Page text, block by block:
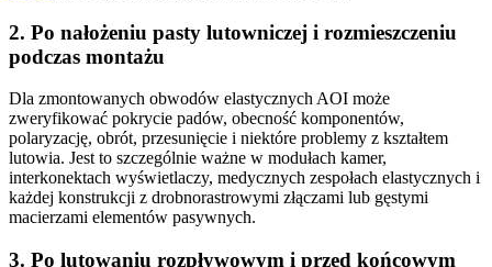
2. Po nałożeniu pasty lutowniczej i rozmieszczeniu
podczas montażu
Dla zmontowanych obwodów elastycznych AOI może
zweryfikować pokrycie padów, obecność komponentów,
polaryzację, obrót, przesunięcie i niektóre problemy z kształtem
lutowia. Jest to szczególnie ważne w modułach kamer,
interkonektach wyświetlaczy, medycznych zespołach elastycznych i
każdej konstrukcji z drobnorastrowymi złączami lub gęstymi
macierzami elementów pasywnych.
3. Po lutowaniu rozpływowym i przed końcowym